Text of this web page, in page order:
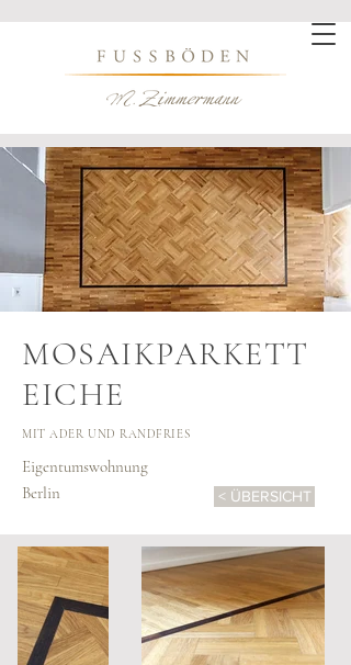
MOSAIKPARKETT
EICHE
MIT ADER UND RANDFRIES
Eigentumswohnung
Berlin
< ÜBERSICHT